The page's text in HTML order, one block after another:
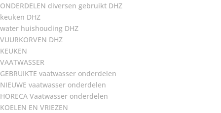
ONDERDELEN diversen gebruikt DHZ
keuken DHZ
water huishouding DHZ
VUURKORVEN DHZ
KEUKEN
VAATWASSER
GEBRUIKTE vaatwasser onderdelen
NIEUWE vaatwasser onderdelen
HORECA Vaatwasser onderdelen
KOELEN EN VRIEZEN